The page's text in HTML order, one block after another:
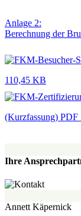
Anlage 2:
Berechnung der
110,45 KB
(Kurzfassung) PDF
Ihre
Annett Käpernick